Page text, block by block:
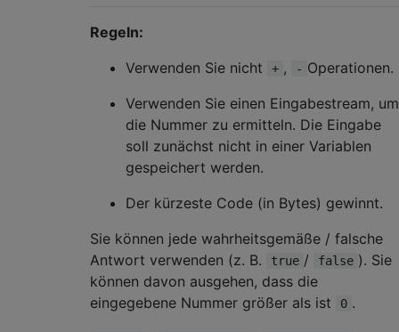
Regeln:
Verwenden Sie nicht
+ , - Operationen.
Verwenden Sie einen Eingabestream, um
die Nummer zu ermitteln. Die Eingabe
soll zunächst nicht in einer Variablen
gespeichert werden.
Der kürzeste Code (in Bytes) gewinnt.
Sie können jede wahrheitsgemäße / falsche
Antwort verwenden (z. B.
true / false ). Sie
können davon ausgehen, dass die
eingegebene Nummer größer als ist
0 .